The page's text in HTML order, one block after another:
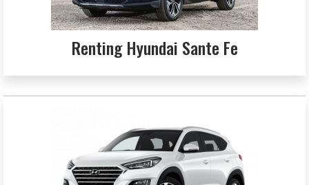
Renting Hyundai Sante Fe